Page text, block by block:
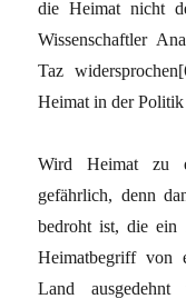
die Heimat nicht
Wissenschaftler
Taz
Heimat in der Politik
Wird Heimat zu
gefährlich, denn
bedroht ist, die ein
Heimatbegriff von
Land